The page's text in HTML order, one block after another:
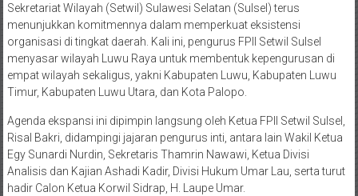
Sekretariat Wilayah (Setwil) Sulawesi Selatan (Sulsel) terus
menunjukkan komitmennya dalam memperkuat eksistensi
organisasi di tingkat daerah. Kali ini, pengurus FPII Setwil Sulsel
menyasar wilayah Luwu Raya untuk membentuk kepengurusan di
empat wilayah sekaligus, yakni Kabupaten Luwu, Kabupaten Luwu
Timur, Kabupaten Luwu Utara, dan Kota Palopo.
​Agenda ekspansi ini dipimpin langsung oleh Ketua FPII Setwil Sulsel,
Risal Bakri, didampingi jajaran pengurus inti, antara lain Wakil Ketua
Egy Sunardi Nurdin, Sekretaris Thamrin Nawawi, Ketua Divisi
Analisis dan Kajian Ashadi Kadir, Divisi Hukum Umar Lau, serta turut
hadir Calon Ketua Korwil Sidrap, H. Laupe Umar.